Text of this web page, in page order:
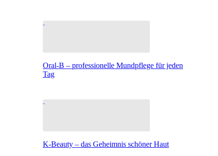
Oral-B – professionelle Mundpflege für jeden
Tag
K-Beauty – das Geheimnis schöner Haut